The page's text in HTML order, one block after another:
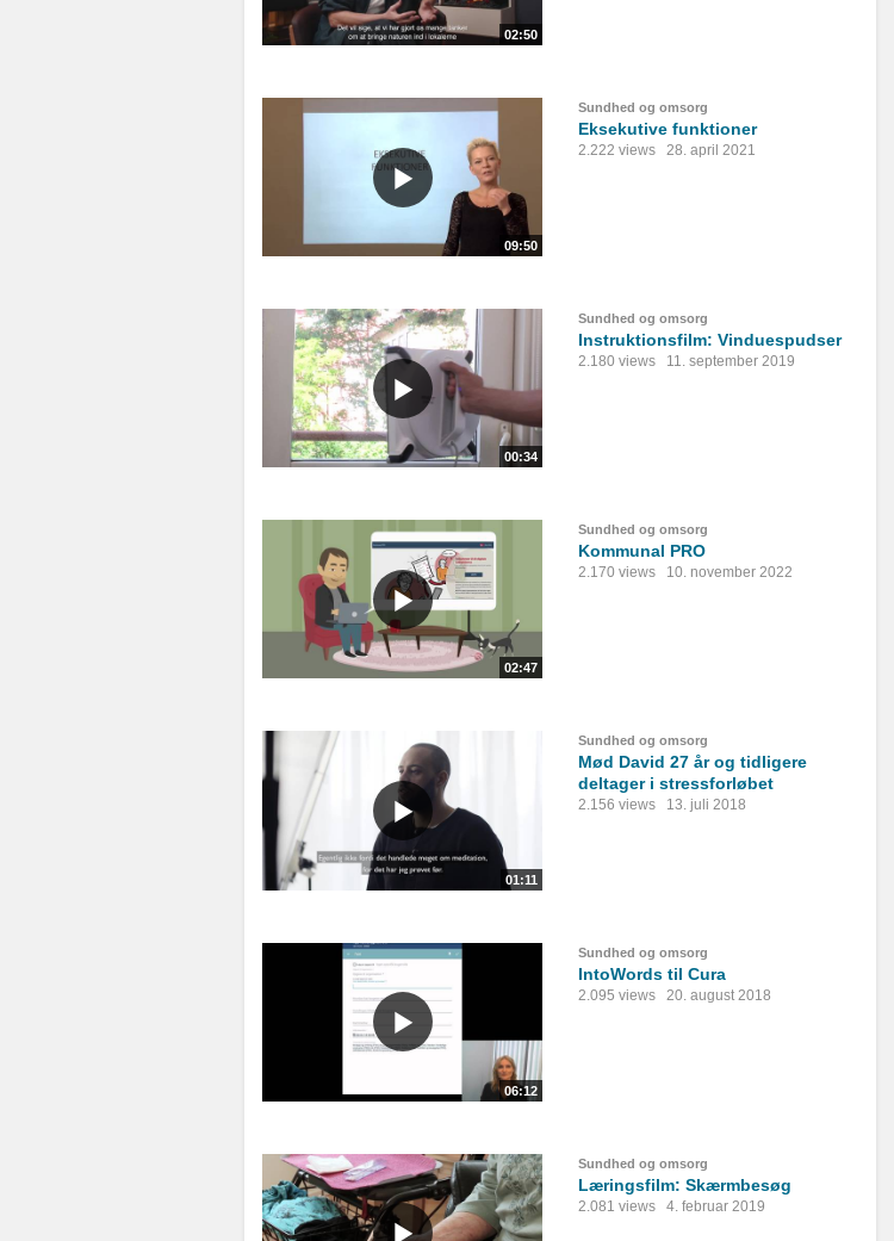
02:50
09:50
Sundhed og omsorg
Eksekutive funktioner
2.222 views 28. april 2021
00:34
Sundhed og omsorg
Instruktionsfilm: Vinduespudser
2.180 views 11. september 2019
02:47
Sundhed og omsorg
Kommunal PRO
2.170 views 10. november 2022
01:11
Sundhed og omsorg
Mød David 27 år og tidligere
deltager i stressforløbet
2.156 views 13. juli 2018
06:12
Sundhed og omsorg
IntoWords til Cura
2.095 views 20. august 2018
Sundhed og omsorg
Læringsfilm: Skærmbesøg
2.081 views 4. februar 2019